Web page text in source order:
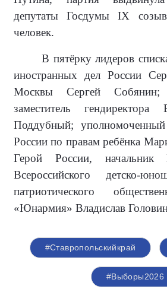
депутаты Госдумы IX
человек.
В пятёрку лидеров
иностранных дел России
Москвы Сергей Собянин;
заместитель
Поддубный;
России по правам ребёнка
Герой России, начальник
Всероссийского детско-
патриотического
«Юнармия» Владислав
#Ставропольскийкрай
#Выборы2026